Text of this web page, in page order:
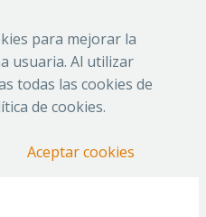
para mejorar la
usuaria. Al utilizar
todas las cookies de
de cookies.
Aceptar cookies